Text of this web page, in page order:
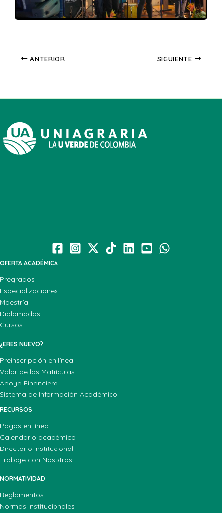
ANTERIOR SIGUIENTE
OFERTA ACADÉMICA
Pregrados
Especializaciones
Maestría
Diplomados
Cursos
¿ERES NUEVO?
Preinscripción en línea
Valor de las Matrículas
Apoyo Financiero
Sistema de Información Académico
RECURSOS
Pagos en línea
Calendario académico
Directorio Institucional
Trabaje con Nosotros
NORMATIVIDAD
Reglamentos
Normas Institucionales